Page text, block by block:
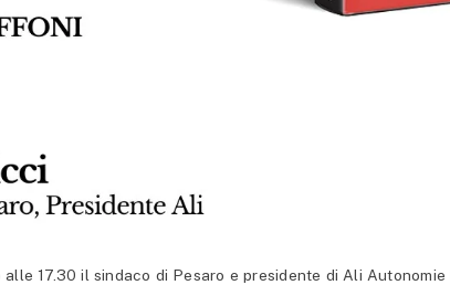
alle 17.30 il sindaco di Pesaro e presidente di Ali